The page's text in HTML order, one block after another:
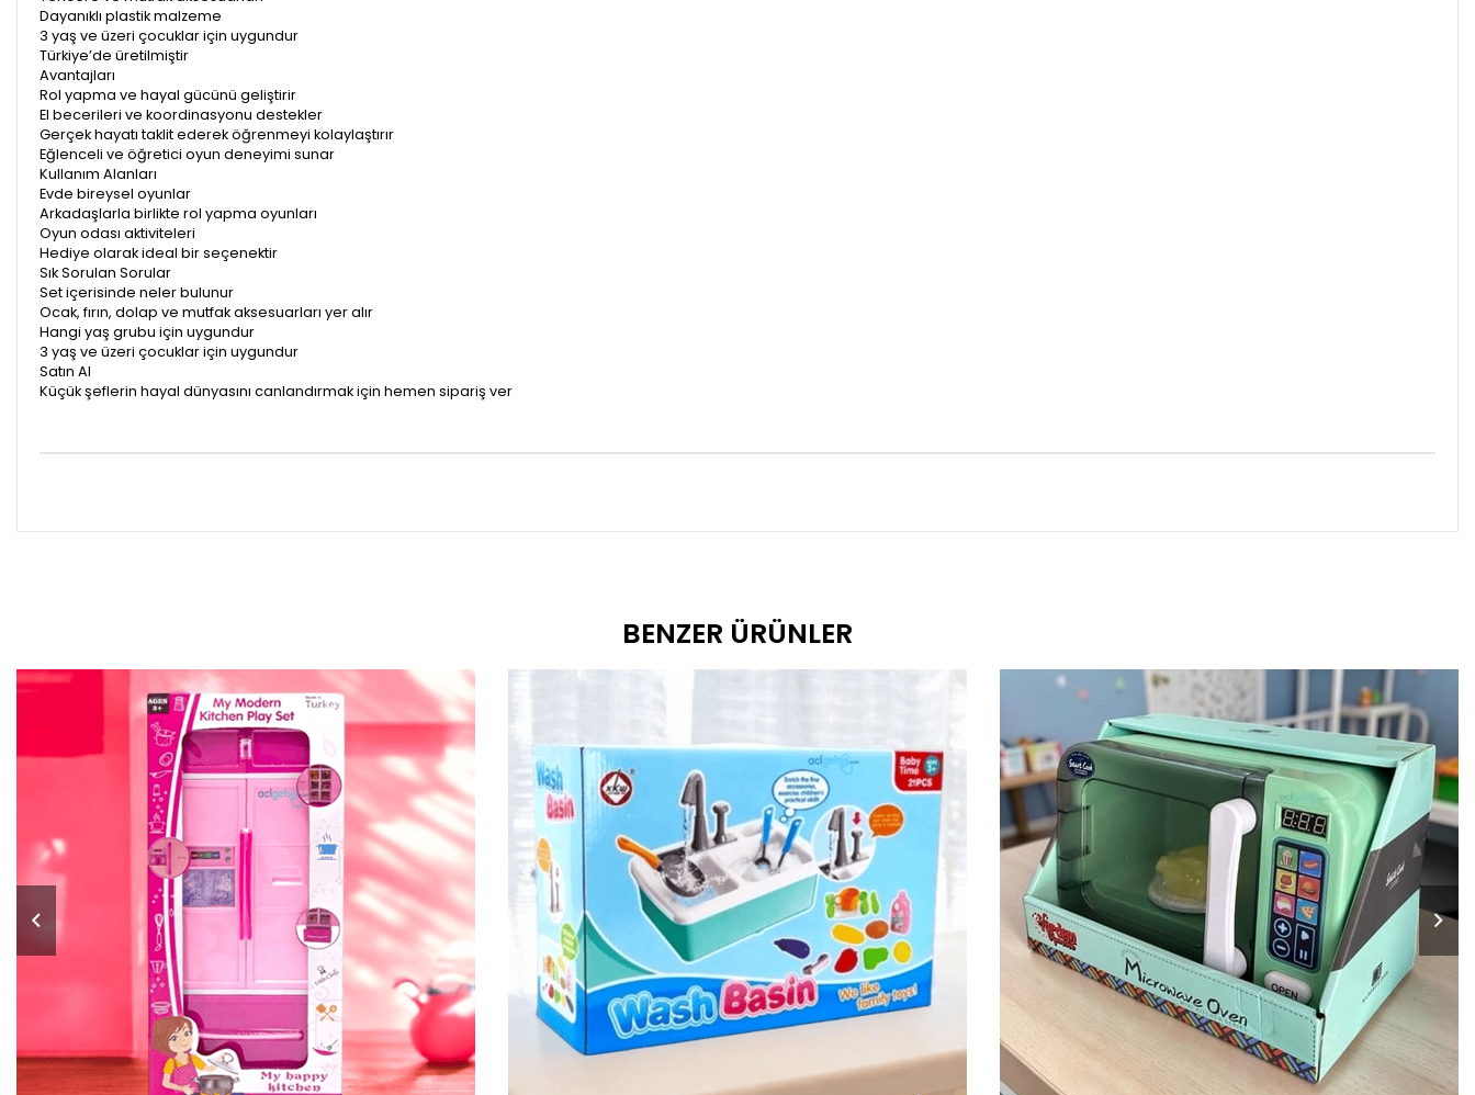
Dayanıklı plastik malzeme
3 yaş ve üzeri çocuklar için uygundur
Türkiye’de üretilmiştir
Avantajları
Rol yapma ve hayal gücünü geliştirir
El becerileri ve koordinasyonu destekler
Gerçek hayatı taklit ederek öğrenmeyi kolaylaştırır
Eğlenceli ve öğretici oyun deneyimi sunar
Kullanım Alanları
Evde bireysel oyunlar
Arkadaşlarla birlikte rol yapma oyunları
Oyun odası aktiviteleri
Hediye olarak ideal bir seçenektir
Sık Sorulan Sorular
Set içerisinde neler bulunur
Ocak, fırın, dolap ve mutfak aksesuarları yer alır
Hangi yaş grubu için uygundur
3 yaş ve üzeri çocuklar için uygundur
Satın Al
Küçük şeflerin hayal dünyasını canlandırmak için hemen sipariş ver
BENZER ÜRÜNLER